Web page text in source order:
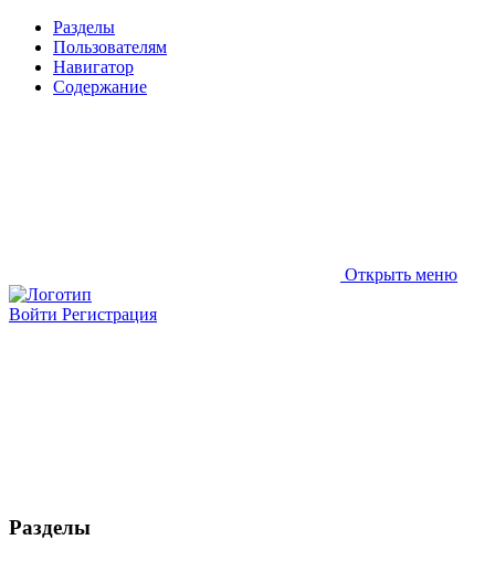
Разделы
Пользователям
Навигатор
Содержание
Открыть меню
Войти Регистрация
Разделы